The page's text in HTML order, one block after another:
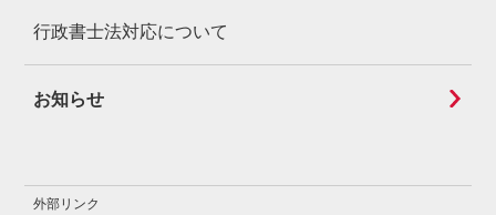
行政書士法対応について
お知らせ
外部リンク